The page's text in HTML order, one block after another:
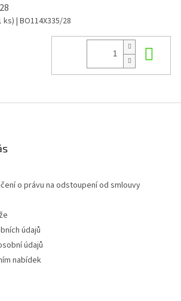
ks) | BO114X335/28
o právu na odstoupení od smlouvy
údajů
údajů
nabídek